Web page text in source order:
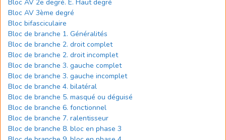
Bloc AV 2e degré. E. Haut degré
Bloc AV 3ème degré
Bloc bifasciculaire
Bloc de branche 1. Généralités
Bloc de branche 2. droit complet
Bloc de branche 2. droit incomplet
Bloc de branche 3. gauche complet
Bloc de branche 3. gauche incomplet
Bloc de branche 4. bilatéral
Bloc de branche 5. masqué ou déguisé
Bloc de branche 6. fonctionnel
Bloc de branche 7. ralentisseur
Bloc de branche 8. bloc en phase 3